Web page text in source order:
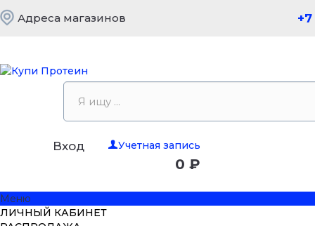
Адреса магазинов
Вход Учетная запись
0 ₽
Меню
ЛИЧНЫЙ КАБИНЕТ